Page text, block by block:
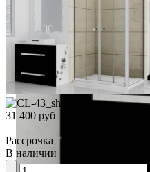
31 400 руб
Рассрочка
В наличии